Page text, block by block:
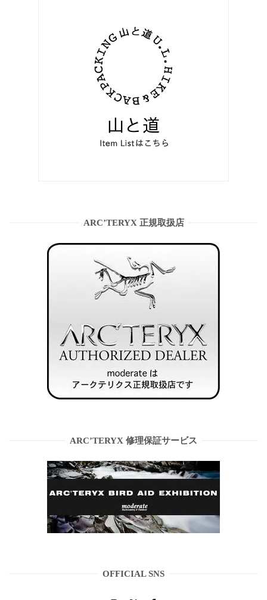
ARC’TERYX 正規取扱店
ARC’TERYX 修理保証サービス
OFFICIAL SNS